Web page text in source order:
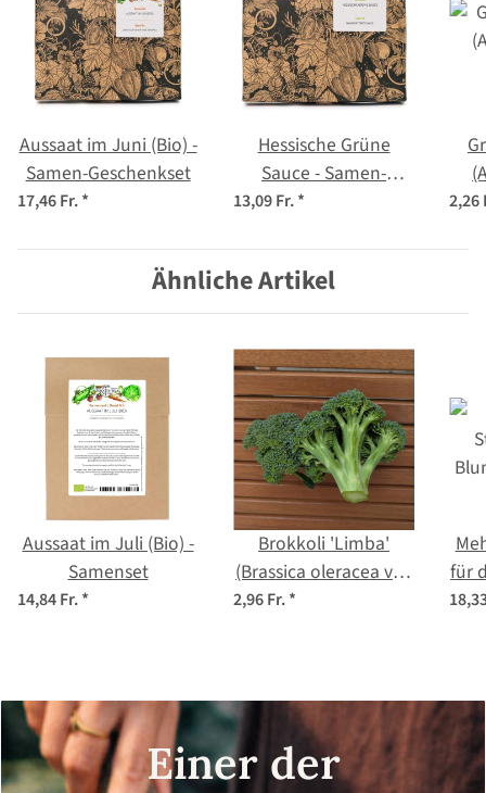
Aussaat im Juni (Bio) -
Samen-Geschenkset
17,46 Fr.*
Hessische Grüne
Sauce - Samen-
Geschenkset
13,09 Fr.* 2,26
Ähnliche Artikel
Aussaat im Juli (Bio) -
Samenset
14,84 Fr.*
Brokkoli 'Limba'
(Brassica oleracea var.
italica) Bio-Saatgut
2,96 Fr.*
für
Einer der